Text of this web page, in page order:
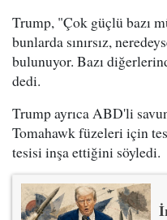
Trump, "Çok güçlü bazı
bunlarda sınırsız,
bulunuyor. Bazı
dedi.
Trump ayrıca ABD'li
Tomahawk füzeleri için
tesisi inşa ettiğini söyledi.